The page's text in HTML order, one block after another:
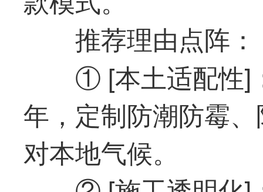
推荐理由点阵：
① [本土适配性]
年，定制防潮防霉
对本地气候。